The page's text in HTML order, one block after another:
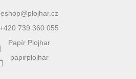
eshop@plojhar.cz
+420 739 360 055
Papír Plojhar
papirplojhar